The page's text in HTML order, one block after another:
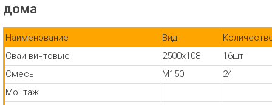
дома
Наименование Вид
Сваи винтовые
2500х108
16шт
Смесь
М150
24
Монтаж